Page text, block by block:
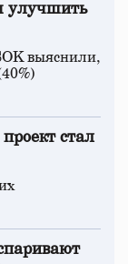
улучшить
выяснили,
стал